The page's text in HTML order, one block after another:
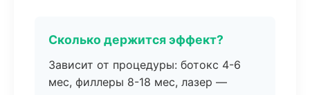
Сколько держится эффект?
Зависит от процедуры: ботокс 4-6
мес, филлеры 8-18 мес, лазер —